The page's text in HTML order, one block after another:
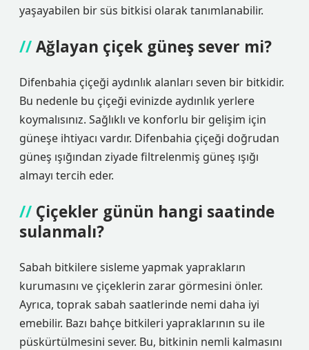
yaşayabilen bir süs bitkisi olarak tanımlanabilir.
Ağlayan çiçek güneş sever mi?
Difenbahia çiçeği aydınlık alanları seven bir bitkidir.
Bu nedenle bu çiçeği evinizde aydınlık yerlere
koymalısınız. Sağlıklı ve konforlu bir gelişim için
güneşe ihtiyacı vardır. Difenbahia çiçeği doğrudan
güneş ışığından ziyade filtrelenmiş güneş ışığı
almayı tercih eder.
Çiçekler günün hangi saatinde
sulanmalı?
Sabah bitkilere sisleme yapmak yaprakların
kurumasını ve çiçeklerin zarar görmesini önler.
Ayrıca, toprak sabah saatlerinde nemi daha iyi
emebilir. Bazı bahçe bitkileri yapraklarının su ile
püskürtülmesini sever. Bu, bitkinin nemli kalmasını